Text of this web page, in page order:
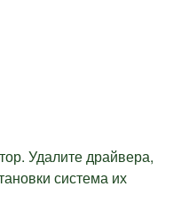
Удалите драйвера,
система их